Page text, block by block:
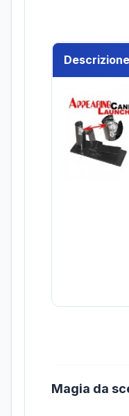
Descrizione
Magia da